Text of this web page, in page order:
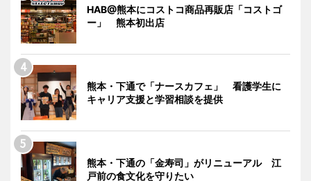
HAB@熊本にコストコ商品再販店「コストゴ
ー」 熊本初出店
熊本・下通で「ナースカフェ」 看護学生に
キャリア支援と学習相談を提供
熊本・下通の「金寿司」がリニューアル 江
戸前の食文化を守りたい